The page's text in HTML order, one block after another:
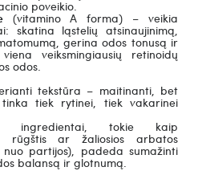
poveikio.
(vitamino A forma) – veikia
skatina ląstelių atsinaujinimą,
gerina odos tonusą ir
veiksmingiausių retinoidų
odos.
tekstūra – maitinanti, bet
tinka tiek rytinei, tiek vakarinei
ingredientai, tokie kaip
rūgštis ar žaliosios arbatos
partijos), padeda sumažinti
balansą ir glotnumą.